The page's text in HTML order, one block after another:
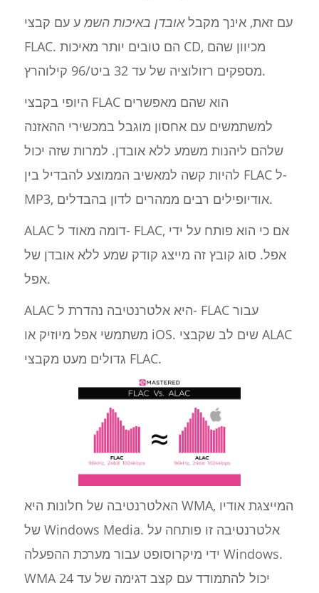
עם זאת, אינך מקבלאובדן באיכות השמ ע עם קבצי
FLAC. הם טובים יותר מאיכות CD, מכיוון שהם
מספקים רזולוציה של עד 32 ביט/96 קילוהרץ.
היופי בקבצי FLAC הוא שהם מאפשרים
למשתמשים עם אחסון מוגבל במכשירי ההאזנה
שלהם ליהנות משמע ללא אובדן. למרות שזה יכול
להיות קשה למאשיב הממוצע להבדיל בין FLAC ל-
MP3, אודיופילים רבים ממהרים לדון בהבדלים.
ALAC דומה מאוד ל- FLAC, אם כי הוא פותח על ידי
אפל. סוג קובץ זה מייצג קודק שמע ללא אובדן של
אפל.
ALAC היא אלטרנטיבה נהדרת ל- FLAC עבור
משתמשי אפל מיוזיק או iOS. שים לב שקבצי ALAC
גדולים מעט מקבצי FLAC.
האלטרנטיבה של חלונות היא WMA, המייצגת אודיו
של Windows Media. אלטרנטיבה זו פותחה על
ידי מיקרוסופט עבור מערכת ההפעלה Windows.
WMA יכול להתמודד עם קצב דגימה של עד 24